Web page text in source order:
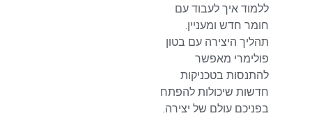
ללמוד איך לעבוד עם
חומר חדש ומעניין.
תהליך היצירה עם בטון
פולימרי מאפשר
להתנסות בטכניקות
חדשות שיכולות להפתח
בפניכם עולם של יצירה.